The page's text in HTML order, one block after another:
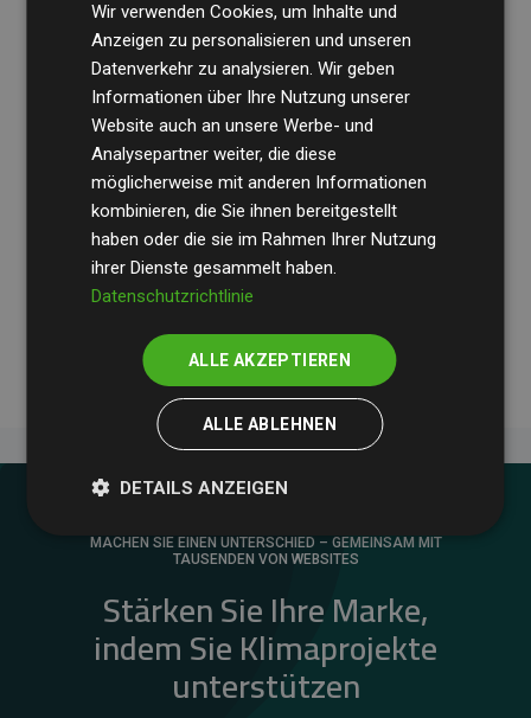
Die Wirtschaftsprüfungsgesellschaft BDOüberprüft
regelmäßig unsere Berechnungen und Methodik, um
Transparenz und Verlässlichkeit sicherzustellen.
Ihre Prüfungen belegen, dass unsere Investitionen in
Klimaschutzprojekte im Durchschnitt200 % der
geschätzten CO₂-Emissionender teilnehmenden
Websites kompensieren – ein klarer Nachweis für die
messbare Klimawirkung unseres Ansatzes.
MACHEN SIE EINEN UNTERSCHIED – GEMEINSAM MIT
TAUSENDEN VON WEBSITES
Stärken Sie Ihre Marke,
indem Sie Klimaprojekte
unterstützen
Wir verwenden Cookies, um Inhalte und
Anzeigen zu personalisieren und unseren
Datenverkehr zu analysieren. Wir geben
Informationen über Ihre Nutzung unserer
Website auch an unsere Werbe- und
Analysepartner weiter, die diese
möglicherweise mit anderen Informationen
kombinieren, die Sie ihnen bereitgestellt
haben oder die sie im Rahmen Ihrer Nutzung
ihrer Dienste gesammelt haben.
Datenschutzrichtlinie
ALLE AKZEPTIEREN
ALLE ABLEHNEN
DETAILS ANZEIGEN